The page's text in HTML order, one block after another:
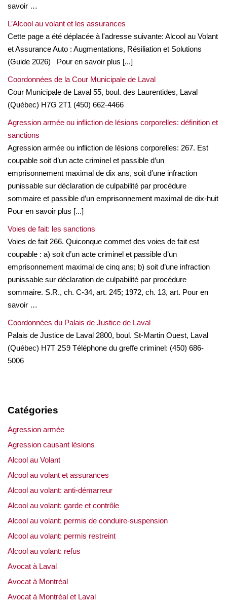
savoir …
L’Alcool au volant et les assurances
Cette page a été déplacée à l'adresse suivante: Alcool au Volant
et Assurance Auto : Augmentations, Résiliation et Solutions
(Guide 2026) Pour en savoir plus [...]
Coordonnées de la Cour Municipale de Laval
Cour Municipale de Laval 55, boul. des Laurentides, Laval
(Québec) H7G 2T1 (450) 662-4466
Agression armée ou infliction de lésions corporelles: définition et
sanctions
Agression armée ou infliction de lésions corporelles: 267. Est
coupable soit d’un acte criminel et passible d’un
emprisonnement maximal de dix ans, soit d’une infraction
punissable sur déclaration de culpabilité par procédure
sommaire et passible d’un emprisonnement maximal de dix-huit
Pour en savoir plus [...]
Voies de fait: les sanctions
Voies de fait 266. Quiconque commet des voies de fait est
coupable : a) soit d’un acte criminel et passible d’un
emprisonnement maximal de cinq ans; b) soit d’une infraction
punissable sur déclaration de culpabilité par procédure
sommaire. S.R., ch. C-34, art. 245; 1972, ch. 13, art. Pour en
savoir …
Coordonnées du Palais de Justice de Laval
Palais de Justice de Laval 2800, boul. St-Martin Ouest, Laval
(Québec) H7T 2S9 Téléphone du greffe criminel: (450) 686-
5006
Catégories
Agression armée
Agression causant lésions
Alcool au Volant
Alcool au volant et assurances
Alcool au volant: anti-démarreur
Alcool au volant: garde et contrôle
Alcool au volant: permis de conduire-suspension
Alcool au volant: permis restreint
Alcool au volant: refus
Avocat à Laval
Avocat à Montréal
Avocat à Montréal et Laval